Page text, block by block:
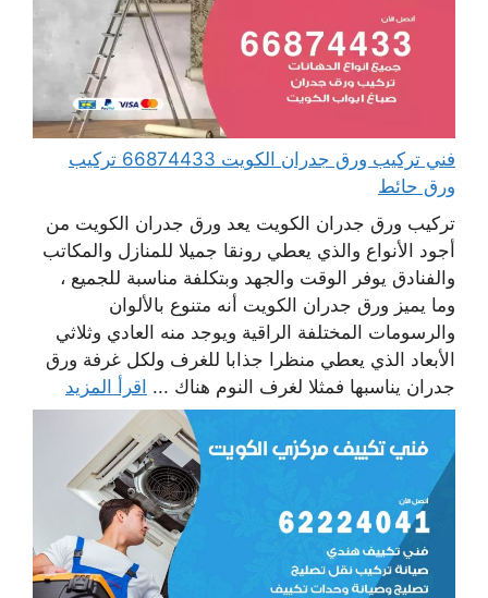
فني تركيب ورق جدران الكويت 66874433 تركيب
ورق حائط
تركيب ورق جدران الكويت يعد ورق جدران الكويت من
أجود الأنواع والذي يعطي رونقا جميلا للمنازل والمكاتب
والفنادق يوفر الوقت والجهد وبتكلفة مناسبة للجميع ،
وما يميز ورق جدران الكويت أنه متنوع بالألوان
والرسومات المختلفة الراقية ويوجد منه العادي وثلاثي
الأبعاد الذي يعطي منظرا جذابا للغرف ولكل غرفة ورق
جدران يناسبها فمثلا لغرف النوم هناك ... اقرأ المزيد